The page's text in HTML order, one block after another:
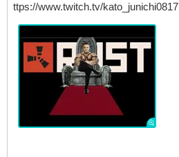
ttps://www.twitch.tv/kato_junichi0817